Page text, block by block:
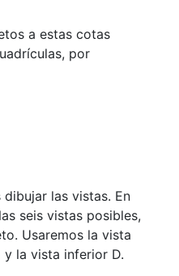
a estas cotas
por
las vistas. En
seis vistas posibles,
Usaremos la vista
la vista inferior D.